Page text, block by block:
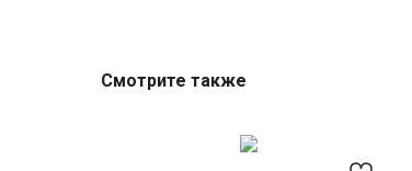
Смотрите также